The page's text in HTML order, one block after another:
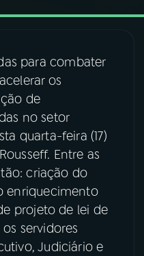
para combater
os
de
no setor
quarta-feira (17)
Entre as
criação do
enriquecimento
projeto de lei de
servidores
Judiciário e